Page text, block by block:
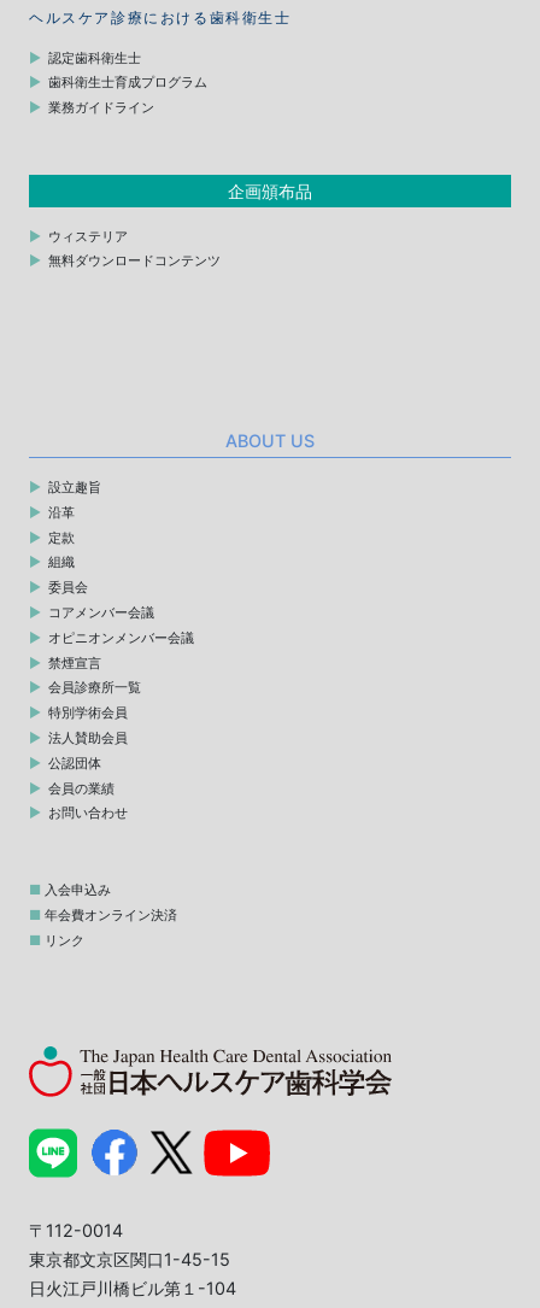
ヘルスケア診療における歯科衛生士
認定歯科衛生士
歯科衛生士育成プログラム
業務ガイドライン
企画頒布品
ウィステリア
無料ダウンロードコンテンツ
ABOUT US
設立趣旨
沿革
定款
組織
委員会
コアメンバー会議
オピニオンメンバー会議
禁煙宣言
会員診療所一覧
特別学術会員
法人賛助会員
公認団体
会員の業績
お問い合わせ
入会申込み
年会費オンライン決済
リンク
〒112-0014
東京都文京区関口1-45-15
日火江戸川橋ビル第１-104